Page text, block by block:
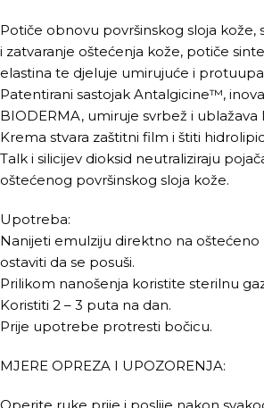
Potiče obnovu površinskog sloja kože,
i zatvaranje oštećenja kože, potiče
elastina te djeluje umirujuće i
Patentirani sastojak Antalgicine™,
BIODERMA, umiruje svrbež i ublažava
Krema stvara zaštitni film i štiti
Talk i silicijev dioksid neutraliziraju
oštećenog površinskog sloja kože.
Upotreba:
Nanijeti emulziju direktno na oštećeno
ostaviti da se posuši.
Prilikom nanošenja koristite sterilnu
Koristiti 2 – 3 puta na dan.
Prije upotrebe protresti bočicu.
MJERE OPREZA I UPOZORENJA: